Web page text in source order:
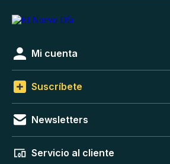
Mi cuenta
Suscríbete
Newsletters
Servicio al cliente